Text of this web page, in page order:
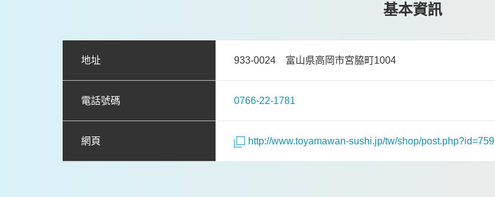
基本資訊
地址 933-0024 富山県高岡市宮脇町1004
電話號碼 0766-22-1781
網頁 http://www.toyamawan-sushi.jp/tw/shop/post.php?id=759